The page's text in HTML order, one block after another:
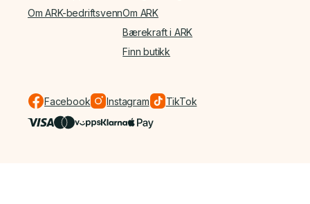
Om ARK-bedriftsvennOm ARK
Bærekraft i ARK
Finn butikk
Facebook Instagram TikTok